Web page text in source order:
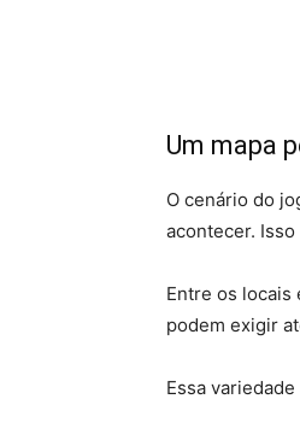
Um mapa
O cenário do
acontecer.
Entre os locais
podem exigir
Essa